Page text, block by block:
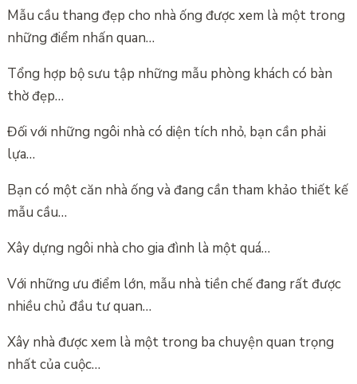
Mẫu cầu thang đẹp cho nhà ống được xem là một trong
những điểm nhấn quan…
Tổng hợp bộ sưu tập những mẫu phòng khách có bàn
thờ đẹp…
Đối với những ngôi nhà có diện tích nhỏ, bạn cần phải
lựa…
Bạn có một căn nhà ống và đang cần tham khảo thiết kế
mẫu cầu…
Xây dựng ngôi nhà cho gia đình là một quá…
Với những ưu điểm lớn, mẫu nhà tiền chế đang rất được
nhiều chủ đầu tư quan…
Xây nhà được xem là một trong ba chuyện quan trọng
nhất của cuộc…